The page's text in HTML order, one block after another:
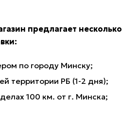
предлагает несколько
по городу Минску;
территории РБ (1-2 дня);
100 км. от г. Минска;